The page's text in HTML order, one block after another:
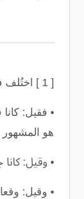
[ 1 ] اختُلف
• فقيل:
هو المشهور
• وقيل:
• وقيل: